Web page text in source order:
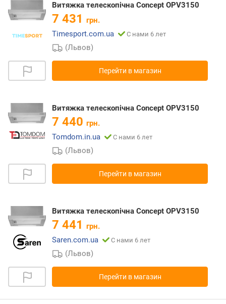
Витяжка телескопічна Concept OPV3150
7 431 грн.
Timesport.com.ua
С нами 6 лет
(Львов)
Перейти в магазин
Витяжка телескопічна Concept OPV3150
7 440 грн.
Tomdom.in.ua
С нами 6 лет
(Львов)
Перейти в магазин
Витяжка телескопічна Concept OPV3150
7 441 грн.
Saren.com.ua
С нами 6 лет
(Львов)
Перейти в магазин